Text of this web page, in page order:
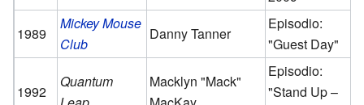
1989
Mickey Mouse
Club
Danny Tanner
Episodio:
"Guest Day"
1992
Quantum
Macklyn "Mack"
Episodio:
"Stand Up –